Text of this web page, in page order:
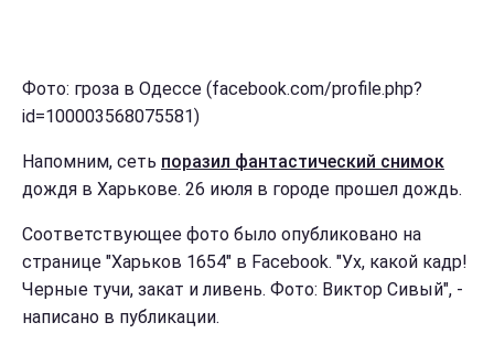
Фото: гроза в Одессе (facebook.com/profile.php?
id=100003568075581)
Напомним, сеть поразил фантастический снимок
дождя в Харькове. 26 июля в городе прошел дождь.
Соответствующее фото было опубликовано на
странице "Харьков 1654" в Facebook. "Ух, какой кадр!
Черные тучи, закат и ливень. Фото: Виктор Сивый", -
написано в публикации.